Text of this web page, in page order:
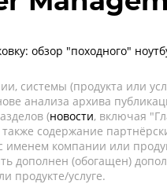
обзор "походного"
системы (продукта или
анализа архива
(новости, включая
содержание
именем компании или
дополнен (обогащен)
продукте/услуге.